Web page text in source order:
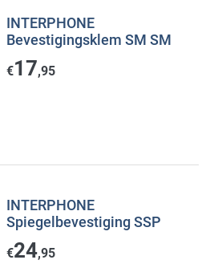
INTERPHONE
Bevestigingsklem SM SM
€17,95
INTERPHONE
Spiegelbevestiging SSP
€24,95